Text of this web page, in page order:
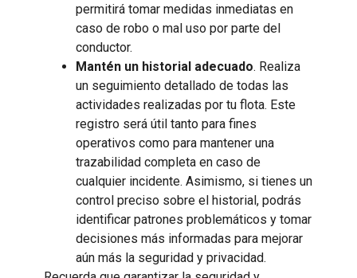
permitirá tomar medidas inmediatas en
caso de robo o mal uso por parte del
conductor.
Mantén un historial adecuado. Realiza
un seguimiento detallado de todas las
actividades realizadas por tu flota. Este
registro será útil tanto para fines
operativos como para mantener una
trazabilidad completa en caso de
cualquier incidente. Asimismo, si tienes un
control preciso sobre el historial, podrás
identificar patrones problemáticos y tomar
decisiones más informadas para mejorar
aún más la seguridad y privacidad.